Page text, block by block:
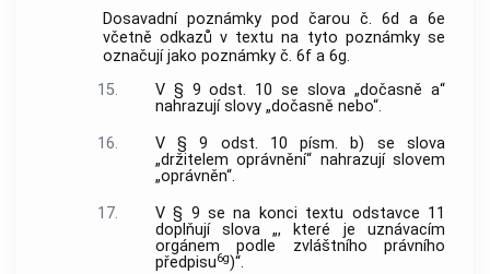
Dosavadní poznámky pod čarou č. 6d a 6e
včetně odkazů v textu na tyto poznámky se
označují jako poznámky č. 6f a 6g.
15.
V § 9 odst. 10 se slova „dočasně a“
nahrazují slovy „dočasně nebo“.
16.
V § 9 odst. 10 písm. b) se slova
„držitelem oprávnění“ nahrazují slovem
„oprávněn“.
17.
V § 9 se na konci textu odstavce 11
doplňují slova „, které je uznávacím
orgánem podle zvláštního právního
předpisu6g)“.